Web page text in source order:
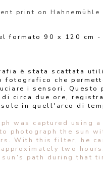
print on Hahnemühle
formato 90 x 120 cm
è stata scattata
fotografico che
i sensori. Questo
di circa due ore,
in quell'arco di
was captured using
photograph the sun
With this filter, he
two
path during that